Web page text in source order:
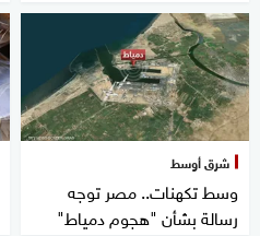
شرق أوسط
وسط تكهنات.. مصر توجه
رسالة بشأن "هجوم دمياط"